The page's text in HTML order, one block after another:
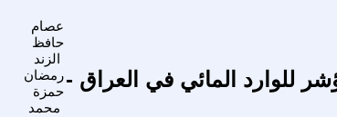
عصام
حافظ
الزند
رمضان
حمزة
محمد
للوارد المائي في العراق -